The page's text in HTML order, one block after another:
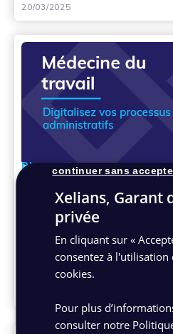
20/03/2025
Plaquette
Découvrez comment
dans votre gestion
digitalisation de vos
permettre de réinvestir
vos patients.
Xelians, Garant
privée
En cliquant sur «
consentez à l'utilisation
cookies.
Pour plus
consulter notre
continuer sans